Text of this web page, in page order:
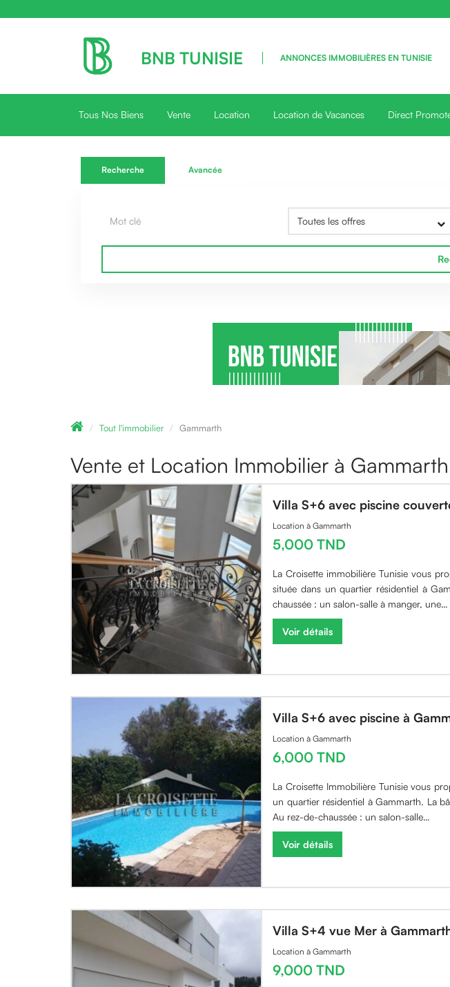
BNB TUNISIE ANNONCES IMMOBILIÈRES EN TUNISIE
Tous Nos Biens Vente Location Location de Vacances Direct
Recherche Avancée
Tout l'immobilier Gammarth
Vente et Location Immobilier à Gammarth
Villa S+6 avec piscine
Location à Gammarth
5,000 TND
La Croisette immobilière Tunisie vous
située dans un quartier résidentiel à
chaussée : un salon-salle à manger, une…
Voir détails
Villa S+6 avec piscine à
Location à Gammarth
6,000 TND
La Croisette Immobilière Tunisie vous
un quartier résidentiel à Gammarth. La
Au rez-de-chaussée : un salon-salle…
Voir détails
Villa S+4 vue Mer à
Location à Gammarth
9,000 TND